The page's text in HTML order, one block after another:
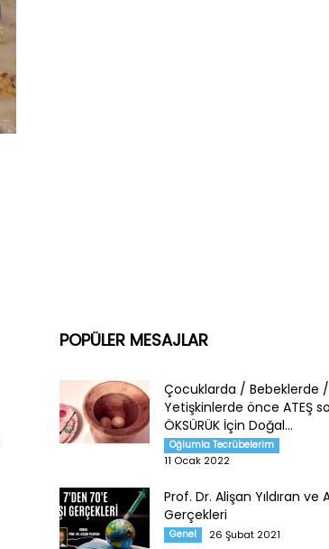
POPÜLER MESAJLAR
Çocuklarda / Bebeklerde /
Yetişkinlerde önce ATEŞ
ÖKSÜRÜK İçin Doğal...
Oğlumla Tecrübelerim
11 Ocak 2022
Prof. Dr. Alişan Yıldıran ve
Gerçekleri
Genel 26 Şubat 2021